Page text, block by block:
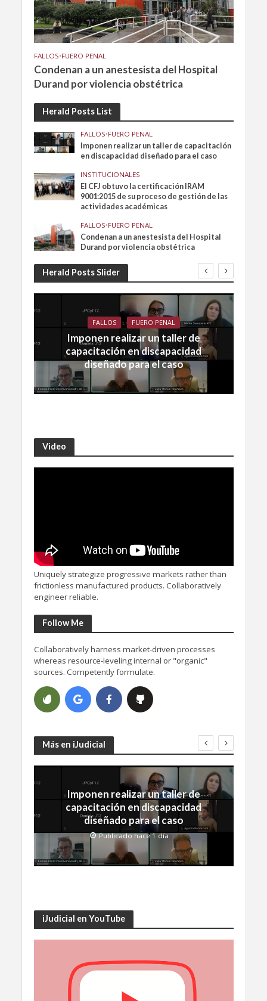
FALLOS•FUERO PENAL
Condenan a un anestesista del Hospital
Durand por violencia obstétrica
Herald Posts List
FALLOS•FUERO PENAL
Imponen realizar un taller de capacitación
en discapacidad diseñado para el caso
INSTITUCIONALES
El CFJ obtuvo la certificación IRAM
9001:2015 de su proceso de gestión de las
actividades académicas
FALLOS•FUERO PENAL
Condenan a un anestesista del Hospital
Durand por violencia obstétrica
Herald Posts Slider
FALLOS FUERO PENAL
Imponen realizar un taller de
capacitación en discapacidad
diseñado para el caso
Video
Uniquely strategize progressive markets rather than
frictionless manufactured products. Collaboratively
engineer reliable.
Follow Me
Collaboratively harness market-driven processes
whereas resource-leveling internal or "organic"
sources. Competently formulate.
Más en iJudicial
Imponen realizar un taller de
capacitación en discapacidad
diseñado para el caso
Publicado hace 1 día
iJudicial en YouTube